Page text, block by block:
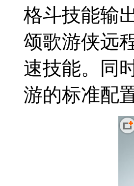
格斗技能输
颂歌游侠远
速技能。同
游的标准配置